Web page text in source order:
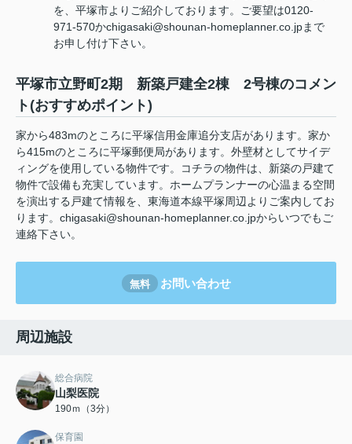
を、平塚市よりご紹介しております。ご要望は0120-
971-570かchigasaki@shounan-homeplanner.co.jpまで
お申し付け下さい。
平塚市立野町2期 新築戸建全2棟 2号棟のコメン
ト(おすすめポイント)
家から483mのところに平塚信用金庫追分支店があります。家か
ら415mのところに平塚郵便局があります。外壁材としてサイデ
ィングを使用している物件です。コチラの物件は、新築の戸建て
物件で設備も充実しています。ホームプランナーの心温まる空間
を演出する戸建て情報を、東海道本線平塚周辺よりご案内してお
ります。chigasaki@shounan-homeplanner.co.jpからいつでもご
連絡下さい。
無料 お問い合わせ
周辺施設
総合病院
山梨医院
190ｍ（3分）
保育園